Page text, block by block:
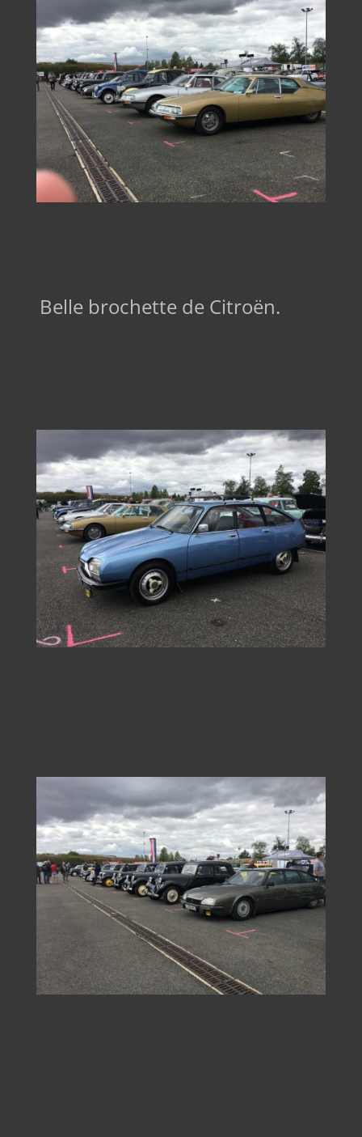
Belle brochette de Citroën.